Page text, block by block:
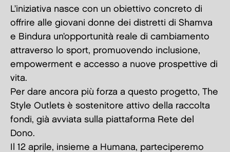
L’iniziativa nasce con un obiettivo concreto di
offrire alle giovani donne dei distretti di Shamva
e Bindura un’opportunità reale di cambiamento
attraverso lo sport, promuovendo inclusione,
empowerment e accesso a nuove prospettive di
vita.
Per dare ancora più forza a questo progetto, The
Style Outlets è sostenitore attivo della raccolta
fondi, già avviata sulla piattaforma Rete del
Dono.
Il 12 aprile, insieme a Humana, parteciperemo